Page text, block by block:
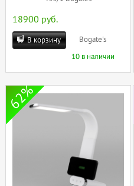
18900 руб.
В корзину
Bogate's
10 в наличии
62%